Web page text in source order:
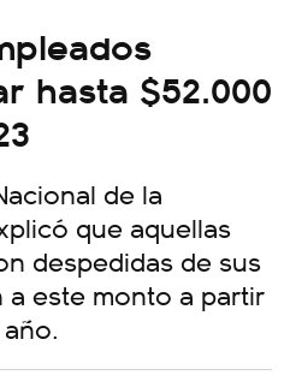
hasta $52.000
de la
que aquellas
despedidas de sus
este monto a partir